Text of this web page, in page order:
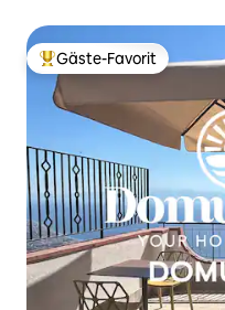
Beliebter Gäste-Favorit.
Gäste-Favorit